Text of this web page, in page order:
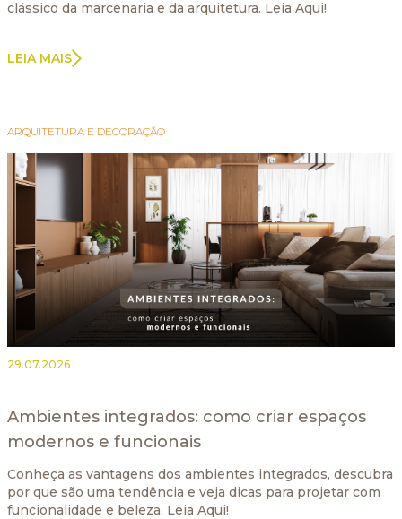
clássico da marcenaria e da arquitetura. Leia Aqui!
LEIA MAIS
ARQUITETURA E DECORAÇÃO
29.07.2026
Ambientes integrados: como criar espaços
modernos e funcionais
Conheça as vantagens dos ambientes integrados, descubra
por que são uma tendência e veja dicas para projetar com
funcionalidade e beleza. Leia Aqui!